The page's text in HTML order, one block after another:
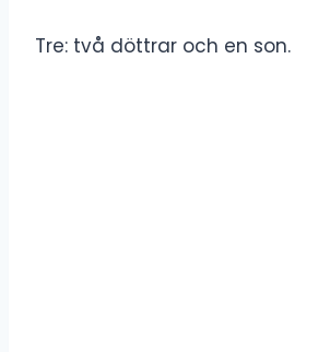
Tre: två döttrar och en son.